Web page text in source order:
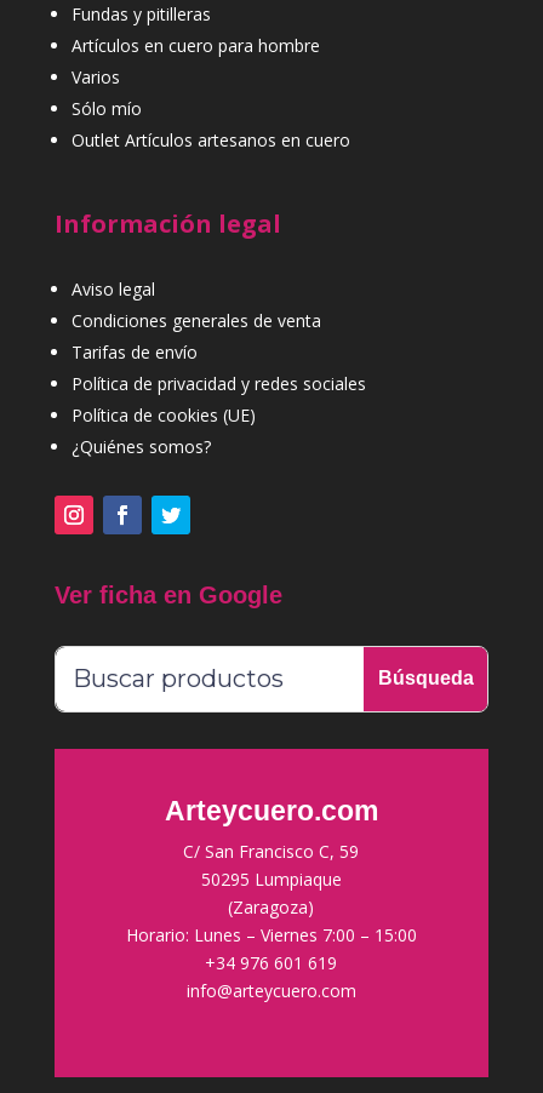
Fundas y pitilleras
Artículos en cuero para hombre
Varios
Sólo mío
Outlet Artículos artesanos en cuero
Información legal
Aviso legal
Condiciones generales de venta
Tarifas de envío
Política de privacidad y redes sociales
Política de cookies (UE)
¿Quiénes somos?
Ver ficha en Google
Arteycuero.com
C/ San Francisco C, 59
50295 Lumpiaque
(Zaragoza)
Horario: Lunes – Viernes 7:00 – 15:00
+34 976 601 619
info@arteycuero.com